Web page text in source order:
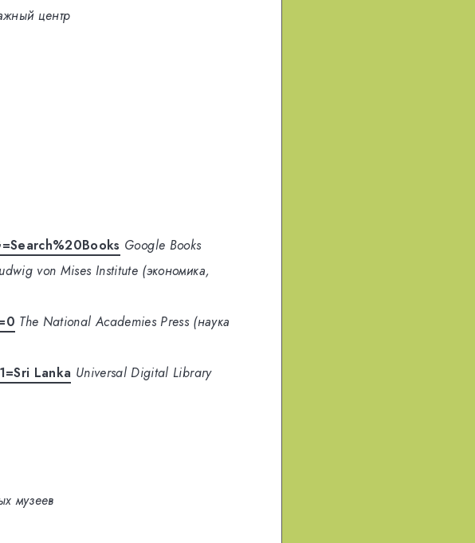
центр
Google Books
von Mises Institute (экономика,
The National Academies Press (наука
Lanka Universal Digital Library
музеев